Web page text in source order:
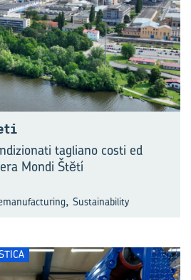
tagliano costi ed
Mondi Štĕtí
, Sustainability